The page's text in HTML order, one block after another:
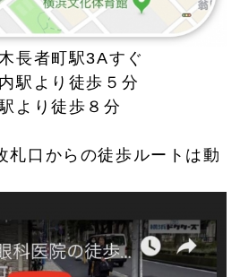
長者町駅3Aすぐ
駅より徒歩５分
より徒歩８分
札口からの徒歩ルートは動